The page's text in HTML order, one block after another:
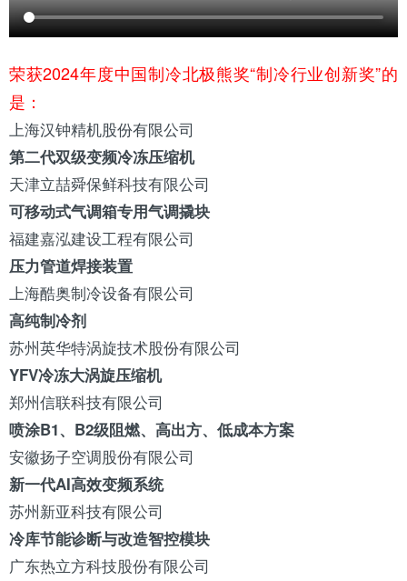
荣获2024年度中国制冷北极熊奖“制冷行业创新奖”的
是：
上海汉钟精机股份有限公司
第二代双级变频冷冻压缩机
天津立喆舜保鲜科技有限公司
可移动式气调箱专用气调撬块
福建嘉泓建设工程有限公司
压力管道焊接装置
上海酷奥制冷设备有限公司
高纯制冷剂
苏州英华特涡旋技术股份有限公司
YFV冷冻大涡旋压缩机
郑州信联科技有限公司
喷涂B1、B2级阻燃、高出方、低成本方案
安徽扬子空调股份有限公司
新一代AI高效变频系统
苏州新亚科技有限公司
冷库节能诊断与改造智控模块
广东热立方科技股份有限公司